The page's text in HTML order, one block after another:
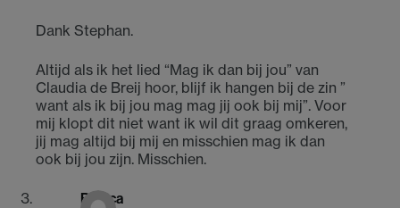
Dank Stephan.
Altijd als ik het lied “Mag ik dan bij jou” van
Claudia de Breij hoor, blijf ik hangen bij de zin ”
want als ik bij jou mag mag jij ook bij mij”. Voor
mij klopt dit niet want ik wil dit graag omkeren,
jij mag altijd bij mij en misschien mag ik dan
ook bij jou zijn. Misschien.
Bianca